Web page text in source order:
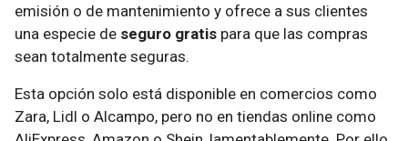
emisión o de mantenimiento y ofrece a sus clientes
una especie de seguro gratis para que las compras
sean totalmente seguras.
Esta opción solo está disponible en comercios como
Zara, Lidl o Alcampo, pero no en tiendas online como